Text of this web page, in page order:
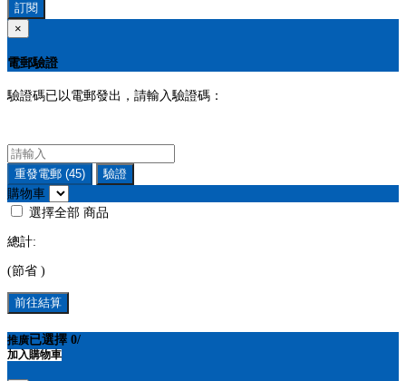
訂閱
×
電郵驗證
驗證碼已以電郵發出，請輸入驗證碼：
重發電郵 (45)
驗證
購物車
選擇全部 商品
總計:
(節省 )
前往結算
推廣已選擇 0/
加入購物車